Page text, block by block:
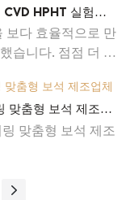
HPHT 실험실
어링 귀걸이
보다 효율적으로 만
습니다. 점점 더 많
장점이 발견됨에
즐기고 있으며 이
있습니다.
맞춤형 보석 제조업
맞춤형 보석 제조